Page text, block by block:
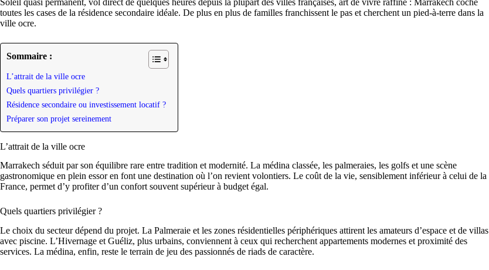
toutes les cases de la résidence secondaire idéale. De plus en plus de familles franchissent le pas et cherchent un pied-à-terre dans la
ville ocre.
Sommaire :
L’attrait de la ville ocre
Quels quartiers privilégier ?
Résidence secondaire ou investissement locatif ?
Préparer son projet sereinement
L’attrait de la ville ocre
Marrakech séduit par son équilibre rare entre tradition et modernité. La médina classée, les palmeraies, les golfs et une scène
gastronomique en plein essor en font une destination où l’on revient volontiers. Le coût de la vie, sensiblement inférieur à celui de la
France, permet d’y profiter d’un confort souvent supérieur à budget égal.
Quels quartiers privilégier ?
Le choix du secteur dépend du projet. La Palmeraie et les zones résidentielles périphériques attirent les amateurs d’espace et de villas
avec piscine. L’Hivernage et Guéliz, plus urbains, conviennent à ceux qui recherchent appartements modernes et proximité des
services. La médina, enfin, reste le terrain de jeu des passionnés de riads de caractère.